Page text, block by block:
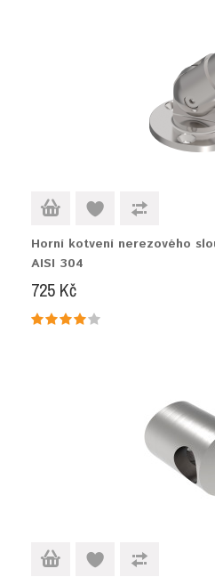
Horní kotvení nerezového
AISI 304
725 Kč